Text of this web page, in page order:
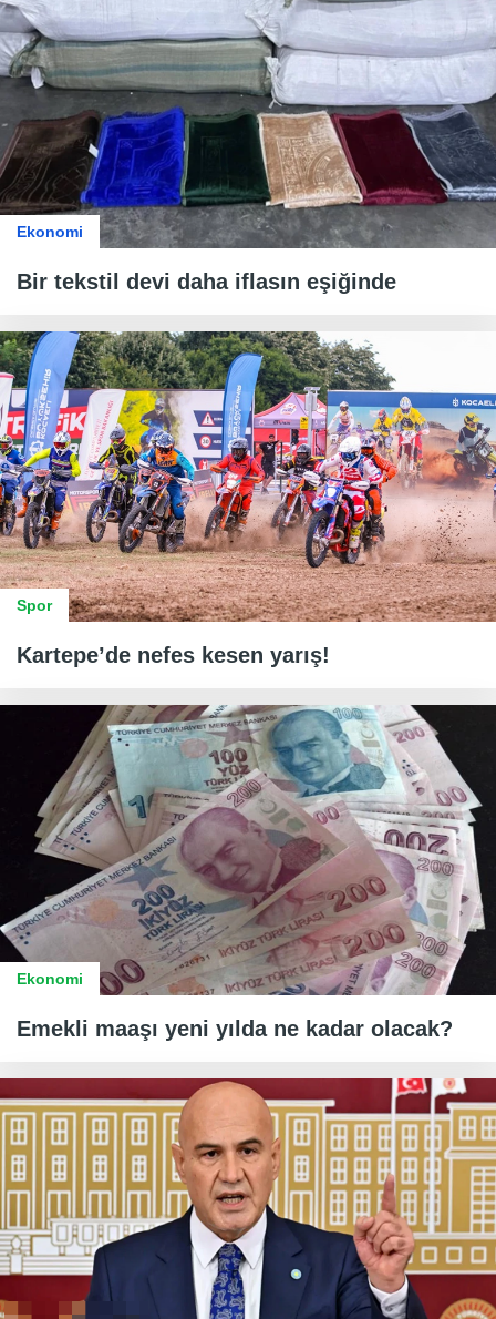
Ekonomi
Bir tekstil devi daha iflasın eşiğinde
Spor
Kartepe’de nefes kesen yarış!
Ekonomi
Emekli maaşı yeni yılda ne kadar olacak?